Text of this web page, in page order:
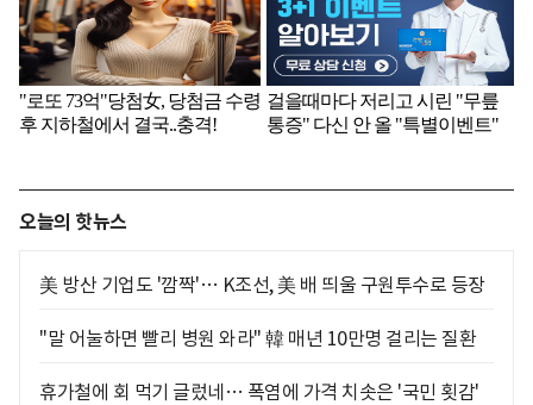
오늘의 핫뉴스
美 방산 기업도 '깜짝'… K조선, 美 배 띄울 구원투수로 등장
"말 어눌하면 빨리 병원 와라" 韓 매년 10만명 걸리는 질환
휴가철에 회 먹기 글렀네… 폭염에 가격 치솟은 '국민 횟감'